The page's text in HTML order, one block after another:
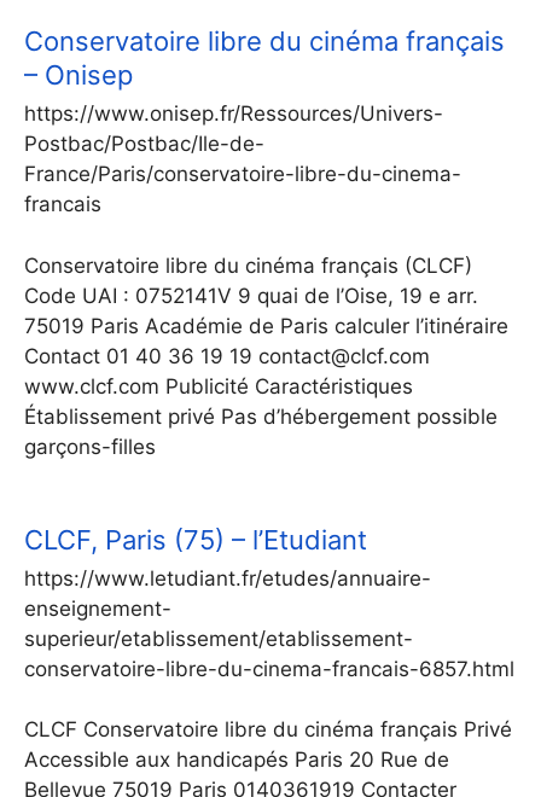
Conservatoire libre du cinéma français
– Onisep
https://www.onisep.fr/Ressources/Univers-
Postbac/Postbac/Ile-de-
France/Paris/conservatoire-libre-du-cinema-
francais
Conservatoire libre du cinéma français (CLCF)
Code UAI : 0752141V 9 quai de l’Oise, 19 e arr.
75019 Paris Académie de Paris calculer l’itinéraire
Contact 01 40 36 19 19 contact@clcf.com
www.clcf.com Publicité Caractéristiques
Établissement privé Pas d’hébergement possible
garçons-filles
CLCF, Paris (75) – l’Etudiant
https://www.letudiant.fr/etudes/annuaire-
enseignement-
superieur/etablissement/etablissement-
conservatoire-libre-du-cinema-francais-6857.html
CLCF Conservatoire libre du cinéma français Privé
Accessible aux handicapés Paris 20 Rue de
Bellevue 75019 Paris 0140361919 Contacter